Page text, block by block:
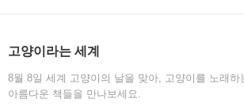
고양이라는 세계
8월 8일 세계 고양이의 날을 맞아, 고양이를 노래하
아름다운 책들을 만나보세요.